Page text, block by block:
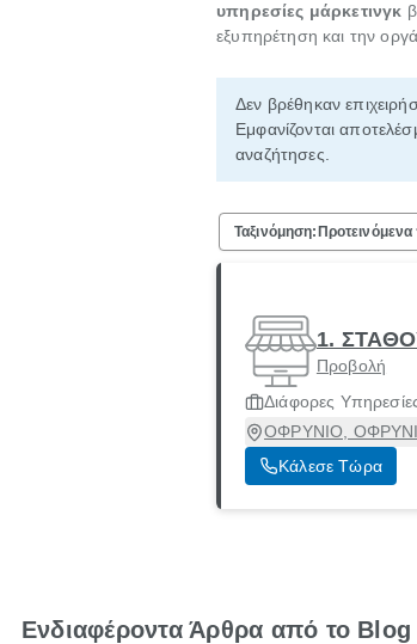
υπηρεσίες μάρκετινγκ
εξυπηρέτηση και την
Δεν βρέθηκαν
Εμφανίζονται
αναζήτησες.
Ταξινόμηση: Προτεινόμενα
1.
Προβολή
Διάφορες
ΟΦΡΥΝΙΟ,
Κάλεσε Τώρα
Ενδιαφέροντα Άρθρα από το Blog